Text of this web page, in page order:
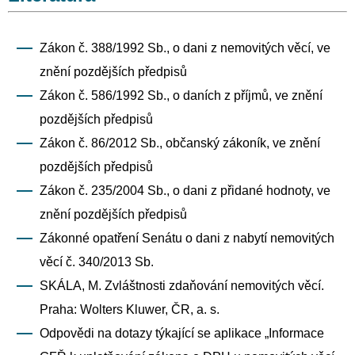
Zákon č. 388/1992 Sb., o dani z nemovitých věcí, ve
znění pozdějších předpisů
Zákon č. 586/1992 Sb., o daních z příjmů, ve znění
pozdějších předpisů
Zákon č. 86/2012 Sb., občanský zákoník, ve znění
pozdějších předpisů
Zákon č. 235/2004 Sb., o dani z přidané hodnoty, ve
znění pozdějších předpisů
Zákonné opatření Senátu o dani z nabytí nemovitých
věcí č. 340/2013 Sb.
SKÁLA, M. Zvláštnosti zdaňování nemovitých věcí.
Praha: Wolters Kluwer, ČR, a. s.
Odpovědi na dotazy týkající se aplikace „Informace